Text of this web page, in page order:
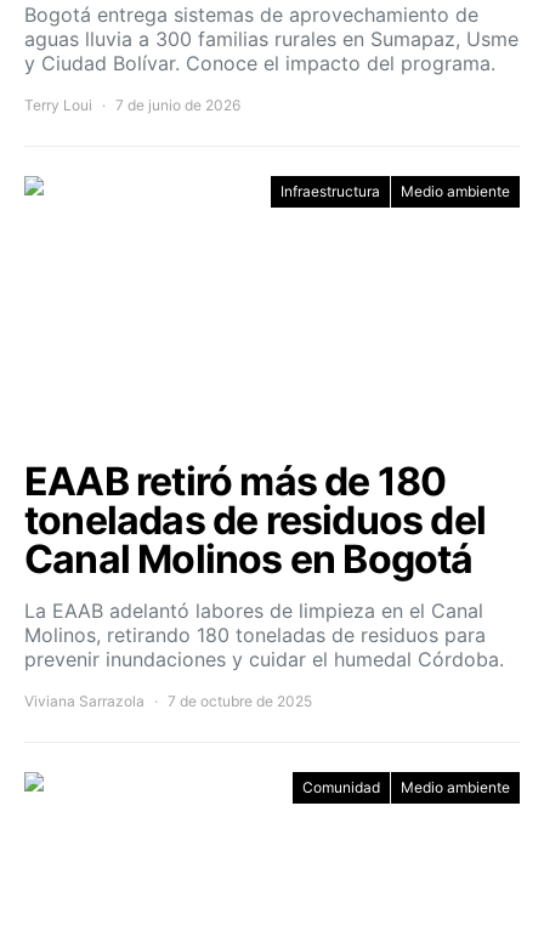
Bogotá entrega sistemas de aprovechamiento de
aguas lluvia a 300 familias rurales en Sumapaz, Usme
y Ciudad Bolívar. Conoce el impacto del programa.
Terry Loui 7 de junio de 2026
Infraestructura Medio ambiente
EAAB retiró más de 180
toneladas de residuos del
Canal Molinos en Bogotá
La EAAB adelantó labores de limpieza en el Canal
Molinos, retirando 180 toneladas de residuos para
prevenir inundaciones y cuidar el humedal Córdoba.
Viviana Sarrazola 7 de octubre de 2025
Comunidad Medio ambiente